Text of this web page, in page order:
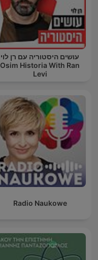
עושים היסטוריה עם רן לוי
Osim Historia With Ran
Levi
Radio Naukowe